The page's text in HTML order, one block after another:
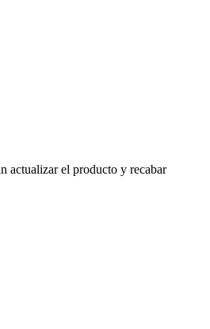
actualizar el producto y recabar